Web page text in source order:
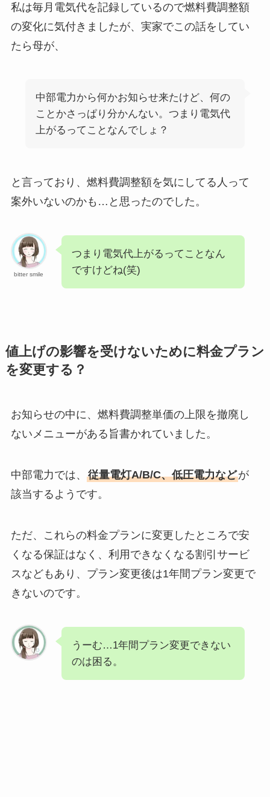
私は毎月電気代を記録しているので燃料費調整額
の変化に気付きましたが、実家でこの話をしてい
たら母が、
中部電力から何かお知らせ来たけど、何の
ことかさっぱり分かんない。つまり電気代
上がるってことなんでしょ？
と言っており、燃料費調整額を気にしてる人って
案外いないのかも…と思ったのでした。
bitter smile
つまり電気代上がるってことなん
ですけどね(笑)
値上げの影響を受けないために料金プラン
を変更する？
お知らせの中に、燃料費調整単価の上限を撤廃し
ないメニューがある旨書かれていました。
中部電力では、 従量電灯A/B/C、低圧電力などが
該当するようです。
ただ、これらの料金プランに変更したところで安
くなる保証はなく、利用できなくなる割引サービ
スなどもあり、プラン変更後は1年間プラン変更で
きないのです。
うーむ…1年間プラン変更できない
のは困る。